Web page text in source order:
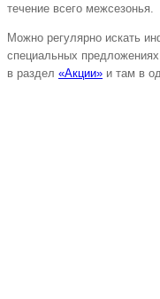
течение всего межсезонья.
Можно регулярно искать
специальных
в раздел «Акции» и там в